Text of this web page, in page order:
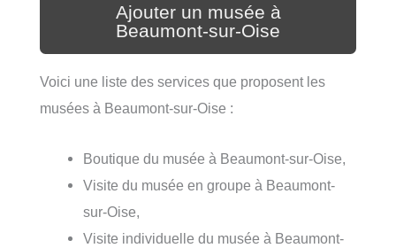
Ajouter un musée à
Beaumont-sur-Oise
Voici une liste des services que proposent les
musées à Beaumont-sur-Oise :
Boutique du musée à Beaumont-sur-Oise,
Visite du musée en groupe à Beaumont-
sur-Oise,
Visite individuelle du musée à Beaumont-